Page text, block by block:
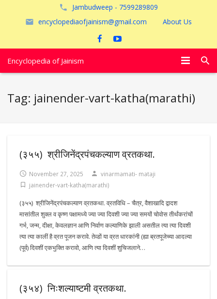
Jambudweep - 7599289809
encyclopediaofjainism@gmail.com
About Us
Encyclopedia of Jainism
पूजायें
अयोध्या
Tag: jainender-vart-katha(marathi)
(३५५) श्रीजिनेंद्रपंचकल्याण व्रतकथा.
November 27, 2025
vinarmamati- mataji
jainender-vart-katha(marathi)
(३५५) श्रीजिनेंद्रपंचकल्याण व्रतकथा. व्रतविधि – चैत्र, वैशाखादि द्वादश
मासांतील शुक्ल व कृष्ण पक्षामध्ये ज्या ज्या दिवशी ज्या ज्या समयों चोवोस तीर्थंकरांचों
गर्भ, जन्म, दीक्षा, केवलज्ञान आणि निर्वाण कल्याणिके झाली असतील त्या त्या दिवशी
त्या त्या कालीं है व्रत पूजन करावे. तेव्डों या व्रत धारकांनी (ह्या ब्रतपूजेच्या आदल्या
(पूर्व) दिवशीं एकभुक्ति करावो, आणि त्या दिवशीं शुचिजलाने…
(३५४) निःशल्याष्टमी व्रतकथा.